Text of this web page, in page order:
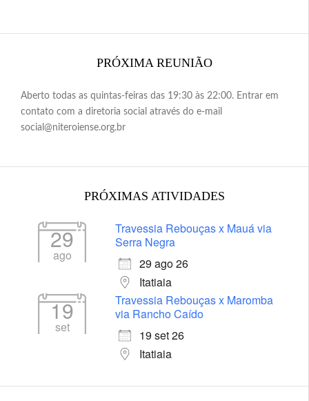
PRÓXIMA REUNIÃO
Aberto todas as quintas-feiras das 19:30 às 22:00. Entrar em
contato com a diretoria social através do e-mail
social@niteroiense.org.br
PRÓXIMAS ATIVIDADES
29
ago
Travessia Rebouças x Mauá via
Serra Negra
29 ago 26
Itatiaia
19
set
Travessia Rebouças x Maromba
via Rancho Caído
19 set 26
Itatiaia